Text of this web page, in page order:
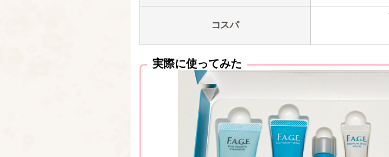
コスパ
実際に使ってみた